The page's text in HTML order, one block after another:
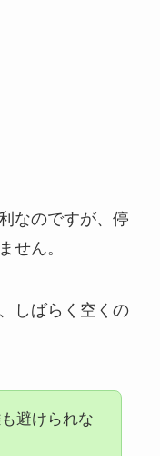
なのですが、停
せん。
しばらく空くの
避けられな